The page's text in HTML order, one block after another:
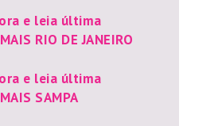
e leia última
RIO DE JANEIRO
e leia última
SAMPA